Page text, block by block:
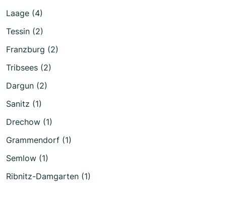
Laage (4)
Tessin (2)
Franzburg (2)
Tribsees (2)
Dargun (2)
Sanitz (1)
Drechow (1)
Grammendorf (1)
Semlow (1)
Ribnitz-Damgarten (1)